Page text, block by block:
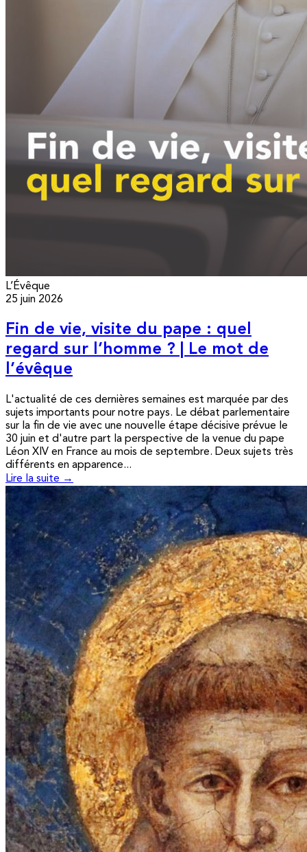
L’Évêque
25 juin 2026
Fin de vie, visite du pape : quel
regard sur l’homme ? | Le mot de
l’évêque
L'actualité de ces dernières semaines est marquée par des
sujets importants pour notre pays. Le débat parlementaire
sur la fin de vie avec une nouvelle étape décisive prévue le
30 juin et d'autre part la perspective de la venue du pape
Léon XIV en France au mois de septembre. Deux sujets très
différents en apparence...
Lire la suite →